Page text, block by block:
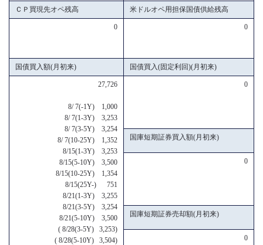
ＣＰ買現先オペ残高 米ドルオペ用担保国債供給残高
0 0
国債買入額(月初来) 国債買入(固定利回)(月初来)
27,726
8/ 7(-1Y) 1,000
8/ 7(1-3Y) 3,253
8/ 7(3-5Y) 3,254
8/ 7(10-25Y) 1,352
8/15(1-3Y) 3,253
8/15(5-10Y) 3,500
8/15(10-25Y) 1,354
8/15(25Y-) 751
8/21(1-3Y) 3,255
8/21(3-5Y) 3,254
8/21(5-10Y) 3,500
( 8/28(3-5Y) 3,253)
( 8/28(5-10Y) 3,504)
0
国庫短期証券買入額(月初来)
0
国庫短期証券売却額(月初来)
0